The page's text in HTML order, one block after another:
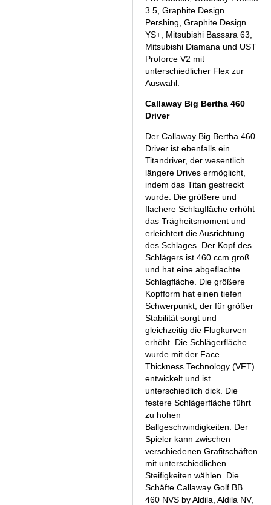
3.5, Graphite Design
Pershing, Graphite Design
YS+, Mitsubishi Bassara 63,
Mitsubishi Diamana und UST
Proforce V2 mit
unterschiedlicher Flex zur
Auswahl.
Callaway Big Bertha 460
Driver
Der Callaway Big Bertha 460
Driver ist ebenfalls ein
Titandriver, der wesentlich
längere Drives ermöglicht,
indem das Titan gestreckt
wurde. Die größere und
flachere Schlagfläche erhöht
das Trägheitsmoment und
erleichtert die Ausrichtung
des Schlages. Der Kopf des
Schlägers ist 460 ccm groß
und hat eine abgeflachte
Schlagfläche. Die größere
Kopfform hat einen tiefen
Schwerpunkt, der für größer
Stabilität sorgt und
gleichzeitig die Flugkurven
erhöht. Die Schlägerfläche
wurde mit der Face
Thickness Technology (VFT)
entwickelt und ist
unterschiedlich dick. Die
festere Schlägerfläche führt
zu hohen
Ballgeschwindigkeiten. Der
Spieler kann zwischen
verschiedenen Grafitschäften
mit unterschiedlichen
Steifigkeiten wählen. Die
Schäfte Callaway Golf BB
460 NVS by Aldila, Aldila NV,